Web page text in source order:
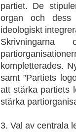
partiet. De
organ och dess
ideologiskt
kompletterades.
samt ”Partiets
att stärka partiets
stärka
3. Val av centrala